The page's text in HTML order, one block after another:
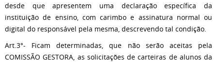
desde que apresentem uma declaração específica da
instituição de ensino, com carimbo e assinatura normal ou
digital do responsável pela mesma, descrevendo tal condição.
Art.3°- Ficam determinadas, que não serão aceitas pela
COMISSÃO GESTORA, as solicitações de carteiras de alunos da